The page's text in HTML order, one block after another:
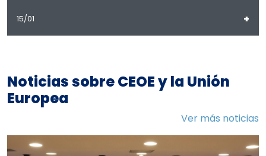
15/01 +
Noticias sobre CEOE y la Unión
Europea
Ver más noticias